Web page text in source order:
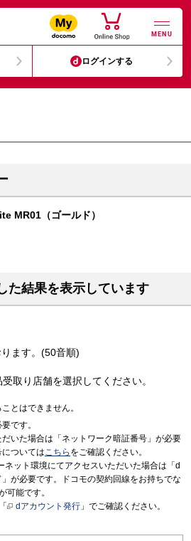
MENU
ログインする
MR01（ゴールド）
た結果を表示しています
ます。(50音順)
取り店舗を選択してください。
とはできません。
です。
いた場合は「ネットワーク暗証番号」が必要
ついてはこちら をご確認ください。
ネット環境にてアクセスいただいた場合は「d
が必要です。ドコモの契約回線をお持ちでな
可能です。
dアカウント発行 」でご確認ください。